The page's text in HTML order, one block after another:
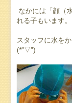
なかには「顔（
れる子もいます。
スタッフに水を
(*”▽”)